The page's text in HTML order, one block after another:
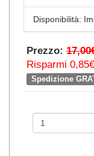
Disponibilità:
Prezzo:
Risparmi
Spedizione